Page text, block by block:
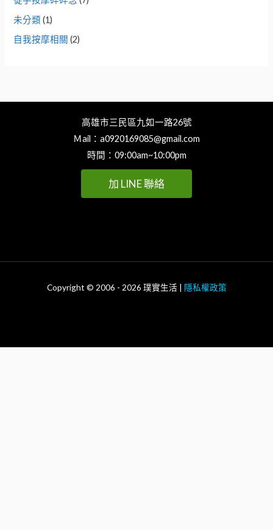
未分類 (1)
自我按摩相關 (2)
高雄市三民區九如一路26號
Ｍail： a0920169085@gmail.com
時間：09:00am~10:00pm
加 LINE 聯絡
Copyright © 2006 - 2026 璞實生活 | 隱私權政策